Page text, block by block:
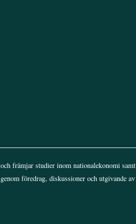
främjar studier inom nationalekonomi samt
föredrag, diskussioner och utgivande av